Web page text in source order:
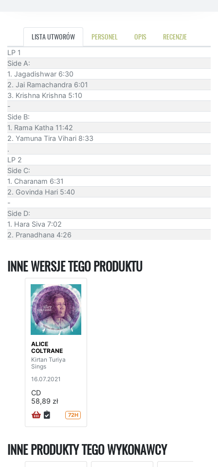
LISTA UTWORÓW PERSONEL OPIS RECENZJE
LP 1
Side A:
1. Jagadishwar 6:30
2. Jai Ramachandra 6:01
3. Krishna Krishna 5:10
-
Side B:
1. Rama Katha 11:42
2. Yamuna Tira Vihari 8:33
.
LP 2
Side C:
1. Charanam 6:31
2. Govinda Hari 5:40
-
Side D:
1. Hara Siva 7:02
2. Pranadhana 4:26
INNE WERSJE TEGO PRODUKTU
ALICE
COLTRANE
Kirtan Turiya
Sings
16.07.2021
CD
58,89 zł
72H
INNE PRODUKTY TEGO WYKONAWCY